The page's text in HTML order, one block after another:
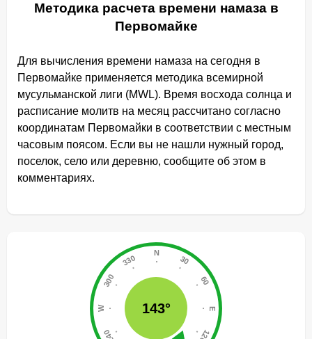
Методика расчета времени намаза в
Первомайке
Для вычисления времени намаза на сегодня в
Первомайке применяется методика всемирной
мусульманской лиги (MWL). Время восхода солнца и
расписание молитв на месяц рассчитано согласно
координатам Первомайки в соответствии с местным
часовым поясом. Если вы не нашли нужный город,
поселок, село или деревню, сообщите об этом в
комментариях.
143°